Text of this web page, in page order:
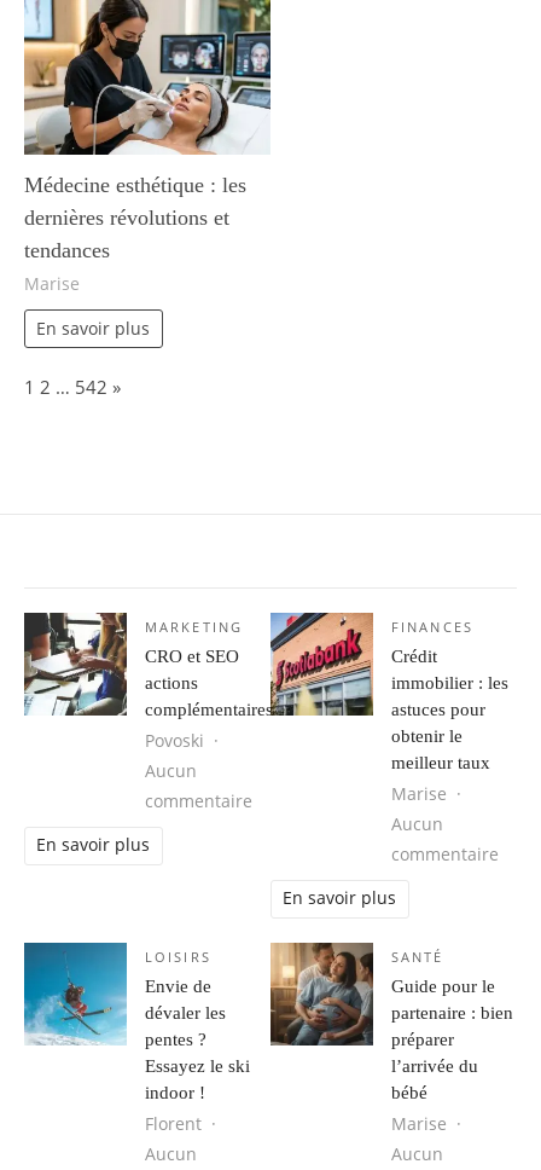
Médecine esthétique : les
dernières révolutions et
tendances
Marise
En savoir plus
Page:
1 2 … 542 Next
»
MARKETING
CRO et SEO
actions
complémentaires
Povoski
Aucun
commentaire sur CRO et SEO actions
En savoir plus
FINANCES
Crédit
immobilier : les
astuces pour
obtenir le
meilleur taux
Marise
Aucun
commentaire
En savoir plus
LOISIRS
Envie de
dévaler les
pentes ?
Essayez le ski
indoor !
Florent
Aucun
SANTÉ
Guide pour le
partenaire : bien
préparer
l’arrivée du
bébé
Marise
Aucun